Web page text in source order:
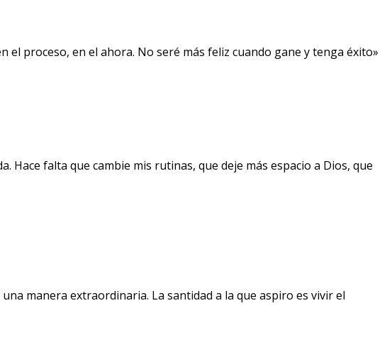
el proceso, en el ahora. No seré más feliz cuando gane y tenga éxito»
Hace falta que cambie mis rutinas, que deje más espacio a Dios, que
manera extraordinaria. La santidad a la que aspiro es vivir el